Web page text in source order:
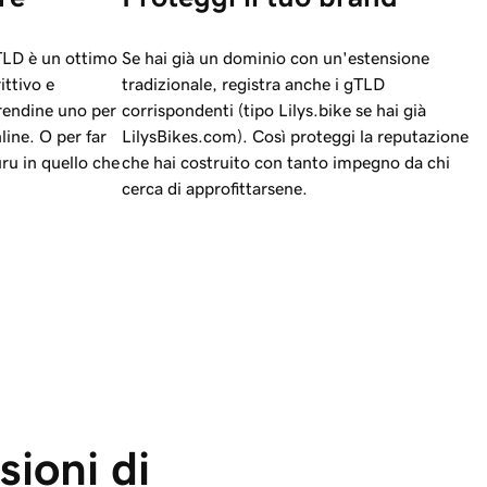
è un ottimo
e
uno per
O per far
in quello che
Se hai già un dominio con un'estensione
tradizionale, registra anche i gTLD
corrispondenti (tipo Lilys.bike se hai già
LilysBikes.com). Così proteggi la reputazione
che hai costruito con tanto impegno da chi
cerca di approfittarsene.
di